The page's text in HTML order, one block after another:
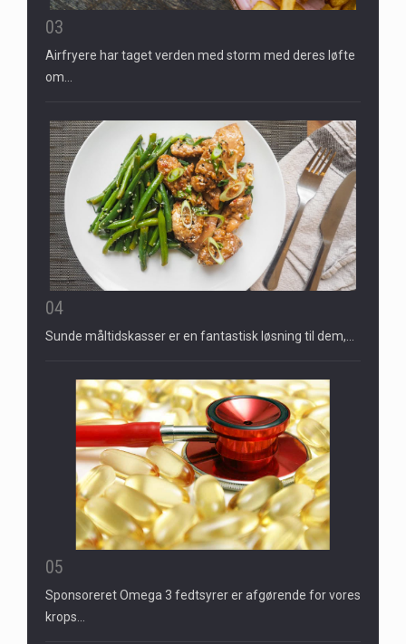
03
Airfryere har taget verden med storm med deres løfte
om…
04
Sunde måltidskasser er en fantastisk løsning til dem,…
05
Sponsoreret Omega 3 fedtsyrer er afgørende for vores
krops…